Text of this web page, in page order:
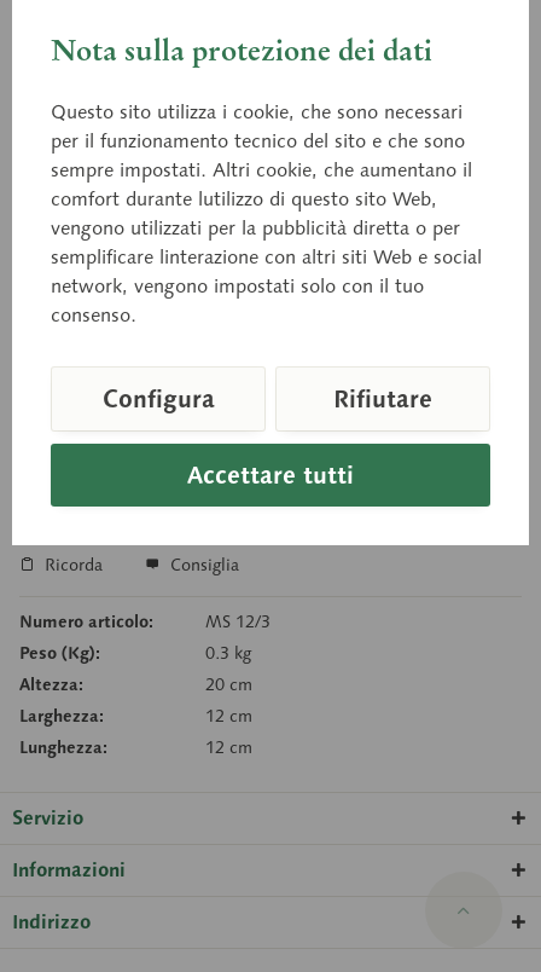
MS 12/3
Utero con embrione
Non scomponibile. Su base verde.
Prezzo su richiesta
Tempi di consegna su richiesta
Carello della richiesta
Ricorda Consiglia
Numero articolo:
MS 12/3
Peso (Kg):
0.3 kg
Altezza:
20 cm
Larghezza:
12 cm
Lunghezza:
12 cm
Servizio
Informazioni
Indirizzo
Nota sulla protezione dei dati
Questo sito utilizza i cookie, che sono necessari
per il funzionamento tecnico del sito e che sono
sempre impostati. Altri cookie, che aumentano il
comfort durante lutilizzo di questo sito Web,
vengono utilizzati per la pubblicità diretta o per
semplificare linterazione con altri siti Web e social
network, vengono impostati solo con il tuo
consenso.
Accettare tutti
Configura Rifiutare